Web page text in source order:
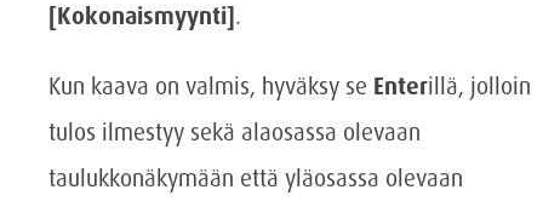
[Kokonaismyynti] .
Kun kaava on valmis, hyväksy se Enterillä, jolloin
tulos ilmestyy sekä alaosassa olevaan
taulukkonäkymään että yläosassa olevaan